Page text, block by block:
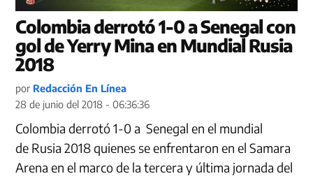
Colombia derrotó 1-0 a Senegal con
gol de Yerry Mina en Mundial Rusia
2018
por Redacción En Línea
28 de junio del 2018 - 06:36:36
Colombia derrotó 1-0 a Senegal en el mundial
de Rusia 2018 quienes se enfrentaron en el Samara
Arena en el marco de la tercera y última jornada del